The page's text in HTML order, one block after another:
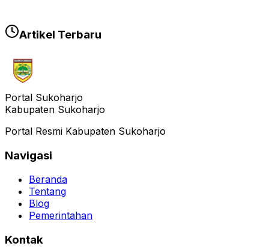
Artikel Terbaru
Portal Sukoharjo
Kabupaten Sukoharjo
Portal Resmi Kabupaten Sukoharjo
Navigasi
Beranda
Tentang
Blog
Pemerintahan
Kontak